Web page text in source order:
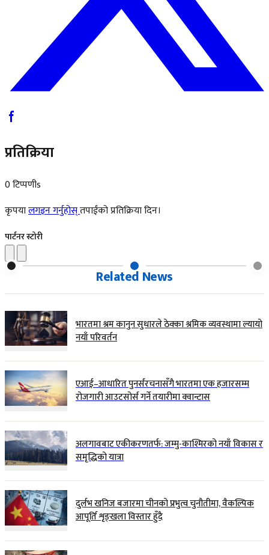
प्रतिक्रिया
0 टिप्पणीs
कृपयालगइन गर्नुहोस्तपाईंको प्रतिक्रिया दिन।
पार्टनर स्टोरी
Related News
भारतमा श्रम कानुन सुधारले ठेक्का श्रमिक व्यवस्थामा ल्यायो
नयाँ परिवर्तन
एआई–आधारित पुनर्संरचनासँगै भारतमा एक हजारसम्म
रोजगारी आउटसोर्स गर्ने तयारीमा क्वान्टास
अलगावबाट एकीकरणतर्फ: जम्मु-काश्मिरको नयाँ विकास र
समृद्धिको यात्रा
दुर्लभ खनिज बजारमा चीनको प्रभुत्व चुनौतीमा, वैकल्पिक
आपूर्ति शृङ्खला विस्तार हुँदै